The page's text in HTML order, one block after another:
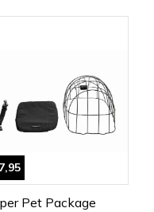
Pet Package